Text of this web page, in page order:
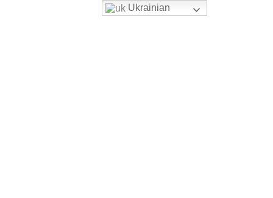
Ukrainian